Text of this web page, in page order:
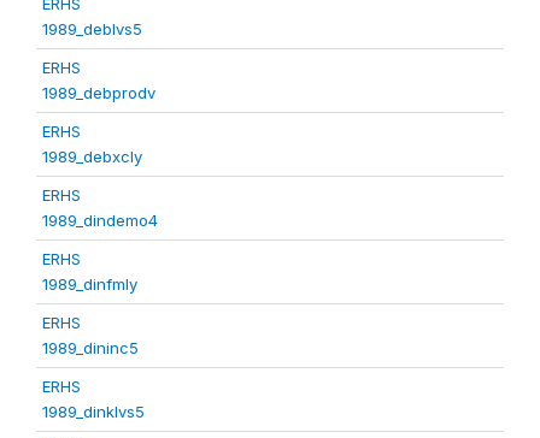
1989_deblvs5
ERHS
1989_debprodv
ERHS
1989_debxcly
ERHS
1989_dindemo4
ERHS
1989_dinfmly
ERHS
1989_dininc5
ERHS
1989_dinklvs5